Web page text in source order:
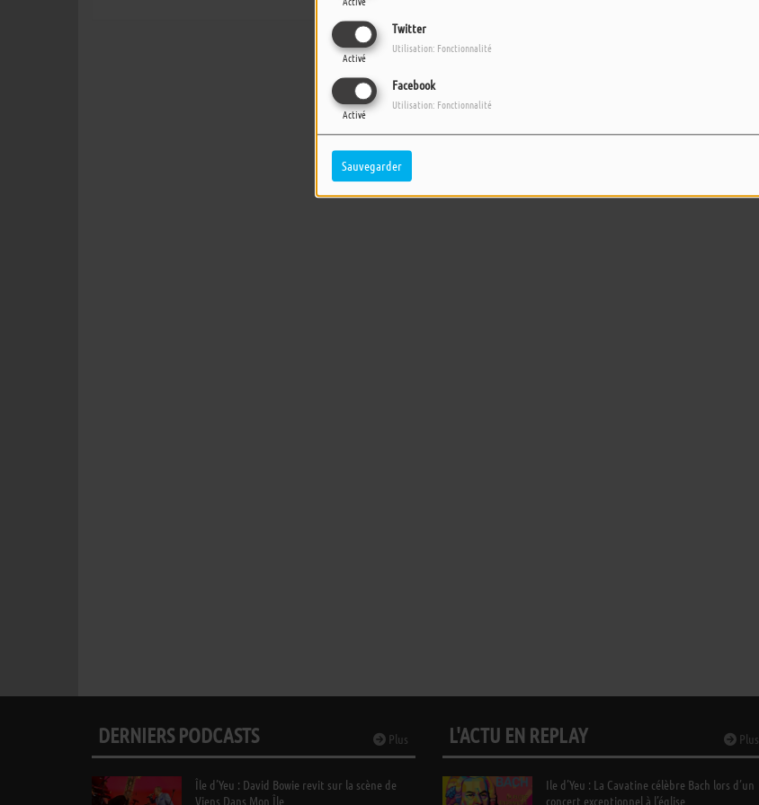
Twitter
Activé
Utilisation: Fonctionnalité
Facebook
Activé
Utilisation: Fonctionnalité
Sauvegarder
Plus
DERNIERS PODCASTS
Île d’Yeu : David Bowie revit sur la scène de
Viens Dans Mon Île
Plus
L'ACTU EN REPLAY
Ile d’Yeu : La Cavatine célèbre Bach lors d’un
concert exceptionnel à l’église